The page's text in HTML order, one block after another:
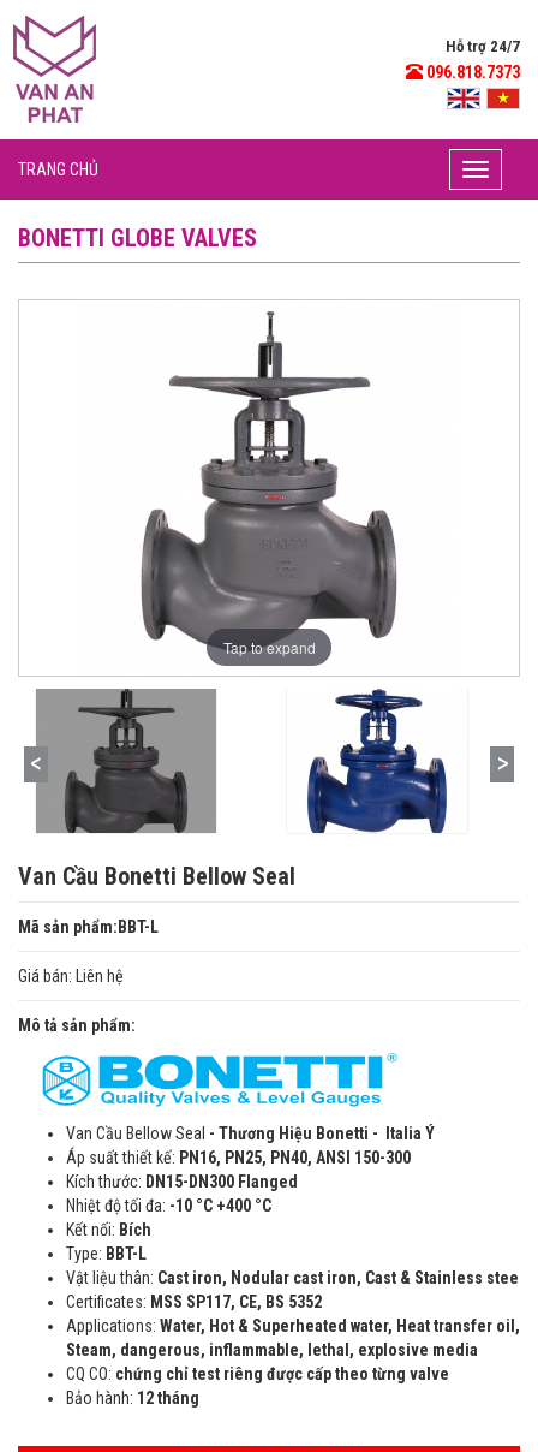
Hỗ trợ 24/7
096.818.7373
Toggle
TRANG CHỦ
BONETTI GLOBE VALVES
Tap to expand
Van Cầu Bonetti Bellow Seal
Mã sản phẩm:BBT-L
Giá bán: Liên hệ
Mô tả sản phẩm:
Van Cầu Bellow Seal - Thương Hiệu Bonetti - Italia Ý
Áp suất thiết kế: PN16, PN25, PN40, ANSI 150-300
Kích thước: DN15-DN300 Flanged
Nhiệt độ tối đa: -10 °C +400 °C
Kết nối: Bích
Type: BBT-L
Vật liệu thân: Cast iron, Nodular cast iron, Cast & Stainless stee
Certificates: MSS SP117, CE, BS 5352
Applications: Water, Hot & Superheated water, Heat transfer oil,
Steam, dangerous, inflammable, lethal, explosive media
CQ CO: chứng chỉ test riêng được cấp theo từng valve
Bảo hành: 12 tháng